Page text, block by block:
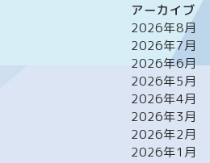
アーカイブ
2026年8月
2026年7月
2026年6月
2026年5月
2026年4月
2026年3月
2026年2月
2026年1月